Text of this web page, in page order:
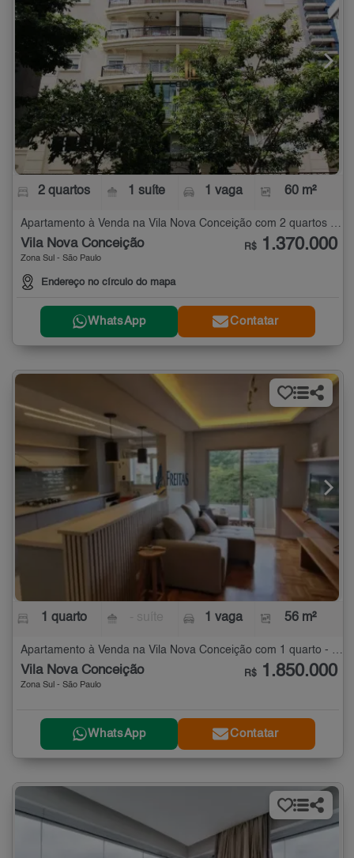
2 quartos 1 suíte 1 vaga 60 m²
Apartamento à Venda na Vila Nova Conceição com 2 quartos - 60 m²
Vila Nova Conceição
Zona Sul - São Paulo
Endereço no círculo do mapa
R$ 1.370.000
WhatsApp Contatar
1 quarto 1 vaga 56 m²
Vila Nova Conceição
Zona Sul - São Paulo
R$ 1.850.000
WhatsApp Contatar